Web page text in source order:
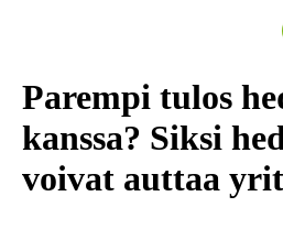
Parempi tulos
kanssa? Siksi
voivat auttaa